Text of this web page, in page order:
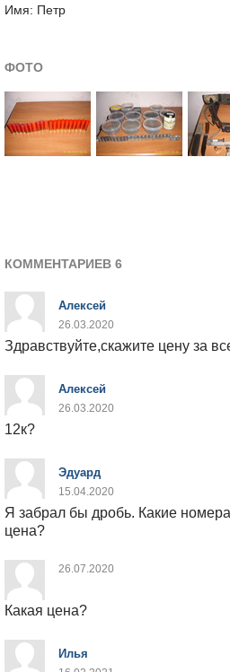
Имя: Петр
ФОТО
КОММЕНТАРИЕВ 6
Алексей
26.03.2020
Здравствуйте,скажите цену за
Алексей
26.03.2020
12к?
Эдуард
15.04.2020
Я забрал бы дробь. Какие
цена?
26.07.2020
Какая цена?
Илья